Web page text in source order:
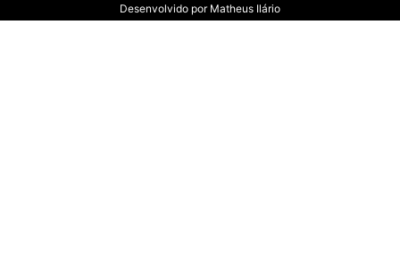
Desenvolvido por Matheus Ilário